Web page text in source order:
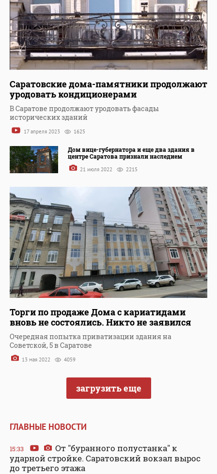
Саратовские дома-памятники продолжают
уродовать кондиционерами
В Саратове продолжают уродовать фасады
исторических зданий
17 апреля 2023 1625
Дом вице-губернатора и еще два здания в
центре Саратова признали наследием
21 июля 2022 2215
Торги по продаже Дома с кариатидами
вновь не состоялись. Никто не заявился
Очередная попытка приватизации здания на
Советской, 5 в Саратове
13 мая 2022 4059
загрузить еще
ГЛАВНЫЕ НОВОСТИ
15:33
От "буранного полустанка" к
ударной стройке. Саратовский вокзал вырос
до третьего этажа